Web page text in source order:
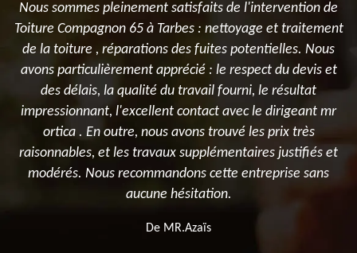
Nous sommes pleinement satisfaits de l'intervention de
Toiture Compagnon 65 à Tarbes : nettoyage et traitement
de la toiture , réparations des fuites potentielles. Nous
avons particulièrement apprécié : le respect du devis et
des délais, la qualité du travail fourni, le résultat
impressionnant, l'excellent contact avec le dirigeant mr
ortica . En outre, nous avons trouvé les prix très
raisonnables, et les travaux supplémentaires justifiés et
modérés. Nous recommandons cette entreprise sans
aucune hésitation.
De MR.Azaïs